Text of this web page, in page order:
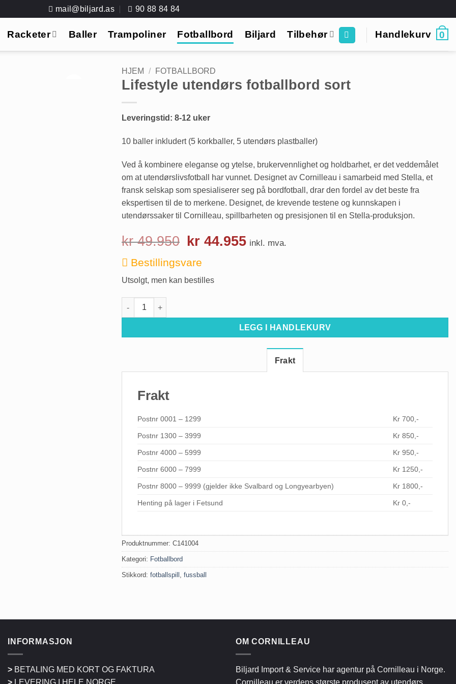
mail@biljard.as 90 88 84 84
Racketer Baller Trampoliner Fotballbord Biljard Tilbehør Handlekurv 0
HJEM / FOTBALLBORD
Lifestyle utendørs fotballbord sort
Leveringstid: 8-12 uker
10 baller inkludert (5 korkballer, 5 utendørs plastballer)
Ved å kombinere eleganse og ytelse, brukervennlighet og holdbarhet, er det veddemålet
om at utendørslivsfotball har vunnet. Designet av Cornilleau i samarbeid med Stella, et
fransk selskap som spesialiserer seg på bordfotball, drar den fordel av det beste fra
ekspertisen til de to merkene. Designet, de krevende testene og kunnskapen i
utendørssaker til Cornilleau, spillbarheten og presisjonen til en Stella-produksjon.
kr49.950
Opprinnelig
pris
kr 49.950.
kr 44.955pris
inkl. mva.
Bestillingsvare
Utsolgt, men kan bestilles
Lifestyle utendørs fotballbord sort antall
LEGG I HANDLEKURV
Frakt
Frakt
Postnr 0001 – 1299 Kr 700,-
Postnr 1300 – 3999 Kr 850,-
Postnr 4000 – 5999 Kr 950,-
Postnr 6000 – 7999 Kr 1250,-
Postnr 8000 – 9999 (gjelder ikke Svalbard og Longyearbyen) Kr 1800,-
Henting på lager i Fetsund Kr 0,-
Produktnummer: C141004
Kategori: Fotballbord
Stikkord: fotballspill fussball
INFORMASJON
> BETALING MED KORT OG FAKTURA
>
LEVERING I HELE NORGE
OM CORNILLEAU
Biljard Import & Service har agentur på Cornilleau i Norge.
Cornilleau er verdens største produsent av utendørs